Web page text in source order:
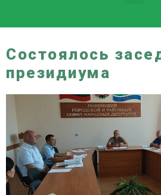
Состоялось
президиума